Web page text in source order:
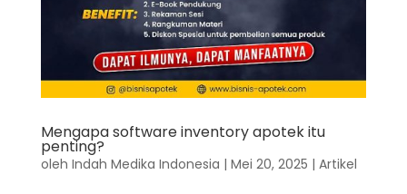
Mengapa software inventory apotek itu
penting?
oleh Indah Medika Indonesia | Mei 20, 2025 | Artikel